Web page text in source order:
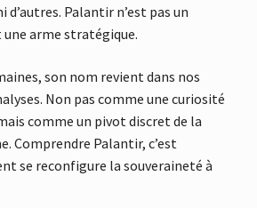
Palantir n’est pas un
arme stratégique.
son nom revient dans nos
Non pas comme une curiosité
comme un pivot discret de la
Comprendre Palantir, c’est
se reconfigure la souveraineté à